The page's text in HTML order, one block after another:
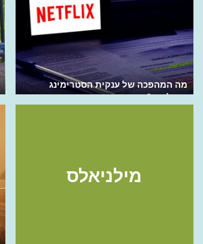
מה המהפכה של ענקית הסטרימינג
נטפליקס?
מילניאלס